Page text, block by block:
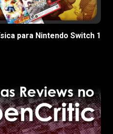
para Nintendo Switch 1